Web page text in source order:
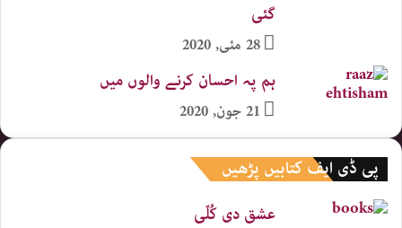
گئی
28 مئی, 2020
ہم پہ احسان کرنے والوں میں
21 جون, 2020
پی ڈی ایف کتابیں پڑھیں
عشق دی کُلّی